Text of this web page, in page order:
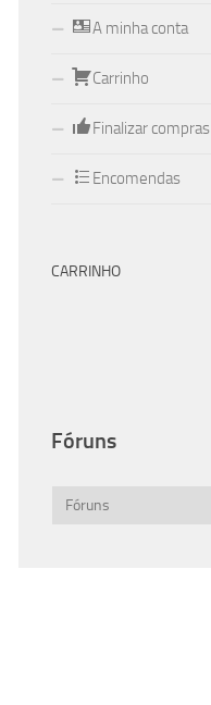
A minha conta
Carrinho
Finalizar compras
Encomendas
CARRINHO
Fóruns